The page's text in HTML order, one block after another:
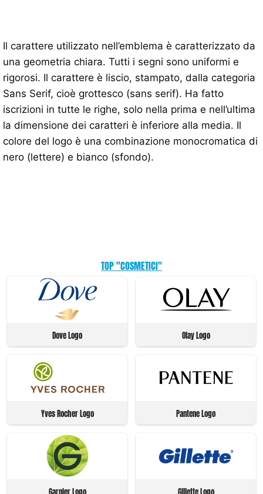
Il carattere utilizzato nell’emblema è caratterizzato da
una geometria chiara. Tutti i segni sono uniformi e
rigorosi. Il carattere è liscio, stampato, dalla categoria
Sans Serif, cioè grottesco (sans serif). Ha fatto
iscrizioni in tutte le righe, solo nella prima e nell’ultima
la dimensione dei caratteri è inferiore alla media. Il
colore del logo è una combinazione monocromatica di
nero (lettere) e bianco (sfondo).
TOP "COSMETICI"
Dove Logo Olay Logo
Yves Rocher Logo Pantene Logo